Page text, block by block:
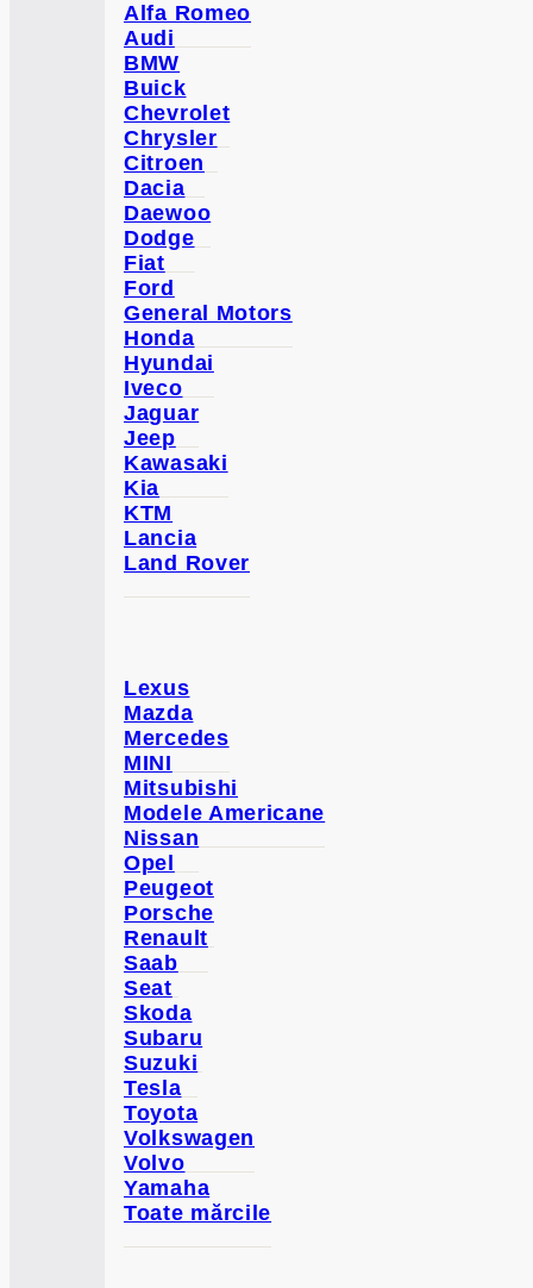
Alfa Romeo
Audi
BMW
Buick
Chevrolet
Chrysler
Citroen
Dacia
Daewoo
Dodge
Fiat
Ford
General Motors
Honda
Hyundai
Iveco
Jaguar
Jeep
Kawasaki
Kia
KTM
Lancia
Land Rover
Lexus
Mazda
Mercedes
MINI
Mitsubishi
Modele Americane
Nissan
Opel
Peugeot
Porsche
Renault
Saab
Seat
Skoda
Subaru
Suzuki
Tesla
Toyota
Volkswagen
Volvo
Yamaha
Toate mărcile